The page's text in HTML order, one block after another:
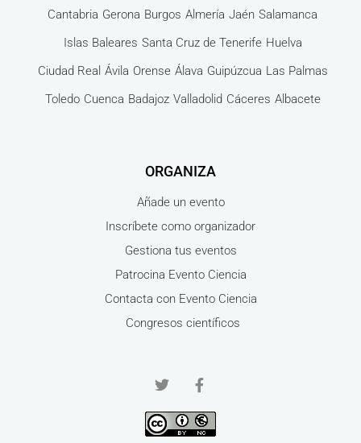
Cantabria Gerona Burgos Almería Jaén Salamanca
Islas Baleares Santa Cruz de Tenerife Huelva
Ciudad Real Ávila Orense Álava Guipúzcua Las Palmas
Toledo Cuenca Badajoz Valladolid Cáceres Albacete
ORGANIZA
Añade un evento
Inscríbete como organizador
Gestiona tus eventos
Patrocina Evento Ciencia
Contacta con Evento Ciencia
Congresos científicos